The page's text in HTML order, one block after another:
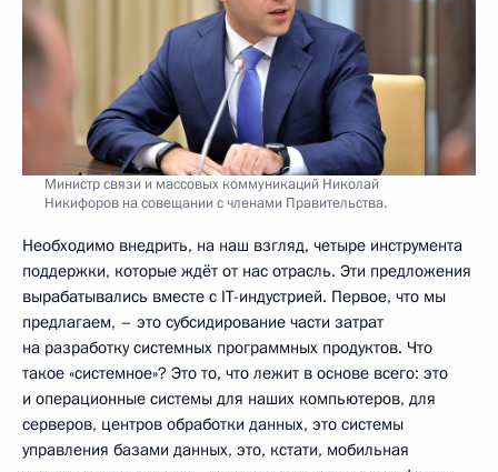
Министр связи и массовых коммуникаций Николай
Никифоров на совещании с членами Правительства.
Необходимо внедрить, на наш взгляд, четыре инструмента
поддержки, которые ждёт от нас отрасль. Эти предложения
вырабатывались вместе с IT-индустрией. Первое, что мы
предлагаем, – это субсидирование части затрат
на разработку системных программных продуктов. Что
такое «системное»? Это то, что лежит в основе всего: это
и операционные системы для наших компьютеров, для
серверов, центров обработки данных, это системы
управления базами данных, это, кстати, мобильная